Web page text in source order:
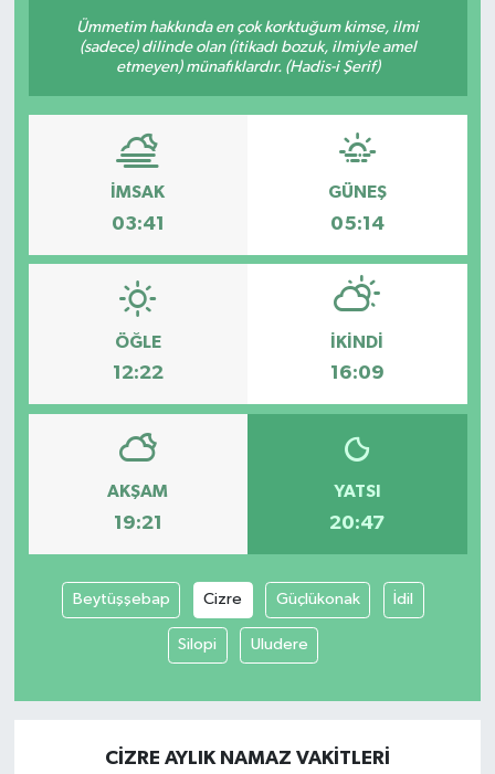
Ümmetim hakkında en çok korktuğum kimse, ilmi
(sadece) dilinde olan (itikadı bozuk, ilmiyle amel
etmeyen) münafıklardır. (Hadis-i Şerif)
İMSAK
03:41
GÜNEŞ
05:14
ÖĞLE
12:22
İKINDI
16:09
AKŞAM
19:21
YATSI
20:47
Beytüşşebap Cizre Güçlükonak İdil
Silopi Uludere
CIZRE AYLIK NAMAZ VAKITLERI